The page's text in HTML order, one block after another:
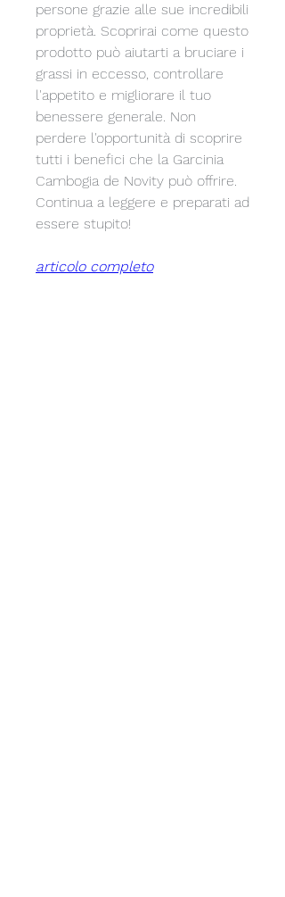
persone grazie alle sue incredibili
proprietà. Scoprirai come questo
prodotto può aiutarti a bruciare i
grassi in eccesso, controllare
l'appetito e migliorare il tuo
benessere generale. Non
perdere l'opportunità di scoprire
tutti i benefici che la Garcinia
Cambogia de Novity può offrire.
Continua a leggere e preparati ad
essere stupito!
articolo completo